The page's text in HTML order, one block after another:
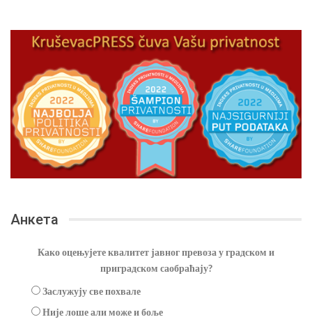
Анкета
Како оцењујете квалитет јавног превоза у градском и
приградском саобраћају?
Заслужују све похвале
Није лоше али може и боље